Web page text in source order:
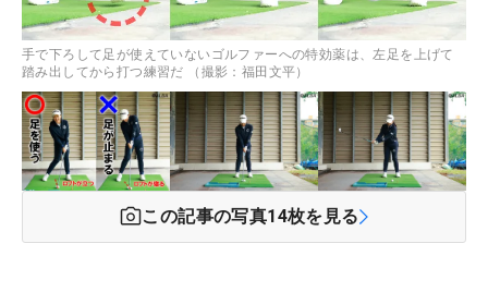
手で下ろして足が使えていないゴルファーへの特効薬は、左足を上げて
踏み出してから打つ練習だ （撮影：福田文平）
この記事の写真14枚を見る